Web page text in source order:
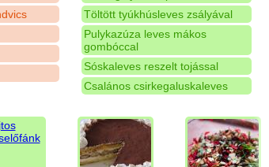
Töltött tyúkhúsleves zsályával
Pulykazúza leves mákos
gombóccal
Sóskaleves reszelt tojással
Csalános csirkegaluskaleves